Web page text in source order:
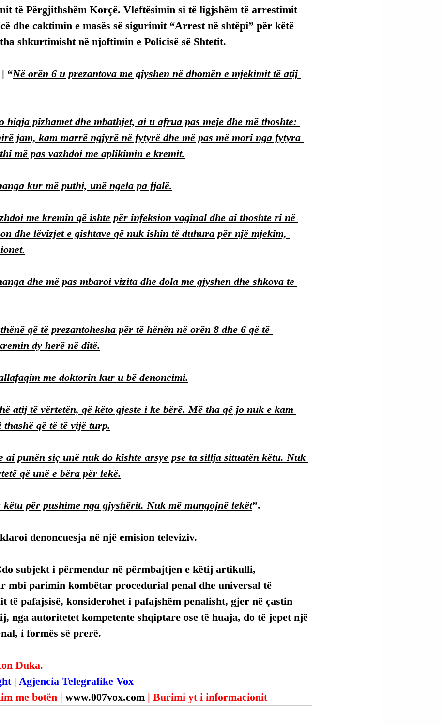
të Përgjithshëm Korçë. Vleftësimin si të ligjshëm të arrestimit
dhe caktimin e masës së sigurimit “Arrest në shtëpi” për këtë
shkurtimisht në njoftimin e Policisë së Shtetit.
| “Në orën 6 u prezantova me gjyshen në dhomën e mjekimit të atij
hiqja pizhamet dhe mbathjet, ai u afrua pas meje dhe më thoshte:
jam, kam marrë ngjyrë në fytyrë dhe më pas më mori nga fytyra
më pas vazhdoi me aplikimin e kremit.
kur më puthi, unë ngela pa fjalë.
me kremin që ishte për infeksion vaginal dhe ai thoshte ri në
dhe lëvizjet e gishtave që nuk ishin të duhura për një mjekim,
dhe më pas mbaroi vizita dhe dola me gjyshen dhe shkova te
që të prezantohesha për të hënën në orën 8 dhe 6 që të
dy herë në ditë.
me doktorin kur u bë denoncimi.
atij të vërtetën, që këto gjeste i ke bërë. Më tha që jo nuk e kam
thashë që të të vijë turp.
ai punën siç unë nuk do kishte arsye pse ta sillja situatën këtu. Nuk
që unë e bëra për lekë.
këtu për pushime nga gjyshërit. Nuk më mungojnë lekët”.
denoncuesja në një emision televiziv.
subjekt i përmendur në përmbajtjen e këtij artikulli,
mbi parimin kombëtar procedurial penal dhe universal të
të pafajsisë, konsiderohet i pafajshëm penalisht, gjer në çastin
nga autoritetet kompetente shqiptare ose të huaja, do të jepet një
i formës së prerë.
Duka.
| Agjencia Telegrafike Vox
me botën | www.007vox.com | Burimi yt i informacionit